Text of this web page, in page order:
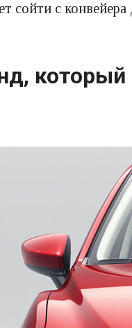
сойти с